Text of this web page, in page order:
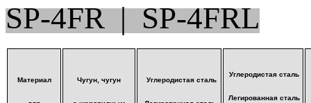
SP-4FR | SP-4FRL
Материал Чугун, чугун Углеродистая сталь
Углеродистая сталь
Легированная сталь